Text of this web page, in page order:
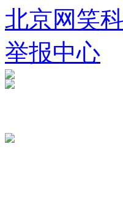
北京网笑
举报中心